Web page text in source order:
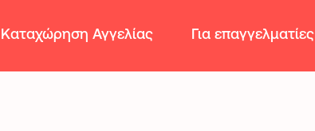
Καταχώρηση Αγγελίας Για επαγγελματίες